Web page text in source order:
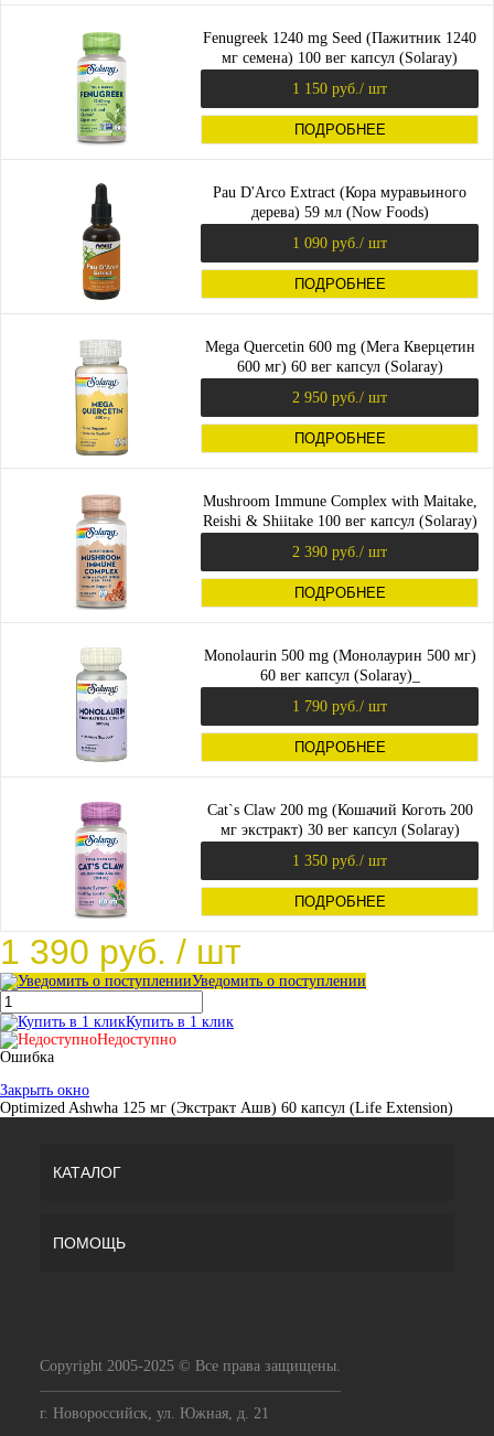
Fenugreek 1240 mg Seed (Пажитник 1240
мг семена) 100 вег капсул (Solaray)
1 150 руб. / шт
ПОДРОБНЕЕ
Pau D'Arco Extract (Кора муравьиного
дерева) 59 мл (Now Foods)
1 090 руб. / шт
ПОДРОБНЕЕ
Mega Quercetin 600 mg (Мега Кверцетин
600 мг) 60 вег капсул (Solaray)
2 950 руб. / шт
ПОДРОБНЕЕ
Mushroom Immune Complex with Maitake,
Reishi & Shiitake 100 вег капсул (Solaray)
2 390 руб. / шт
ПОДРОБНЕЕ
Monolaurin 500 mg (Монолаурин 500 мг)
60 вег капсул (Solaray)_
1 790 руб. / шт
ПОДРОБНЕЕ
Cat`s Claw 200 mg (Кошачий Коготь 200
мг экстракт) 30 вег капсул (Solaray)
1 350 руб. / шт
ПОДРОБНЕЕ
1 390 руб. / шт
Уведомить о поступлении
Купить в 1 клик
Недоступно
Ошибка
Закрыть окно
Optimized Ashwha 125 мг (Экстракт Ашв) 60 капсул (Life Extension)
КАТАЛОГ
ПОМОЩЬ
Copyright 2005-2025 © Все права защищены.
г. Новороссийск, ул. Южная, д. 21